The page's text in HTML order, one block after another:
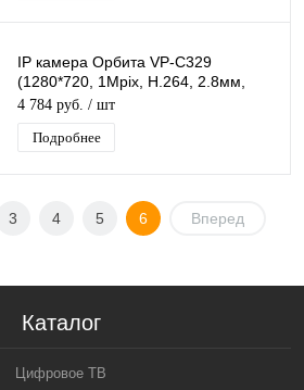
IP камера Орбита VP-C329
(1280*720, 1Mpix, H.264, 2.8мм,
металл)/30
4 784 руб. / шт
Подробнее
3 4 5 6 Вперед
Каталог
Цифровое ТВ